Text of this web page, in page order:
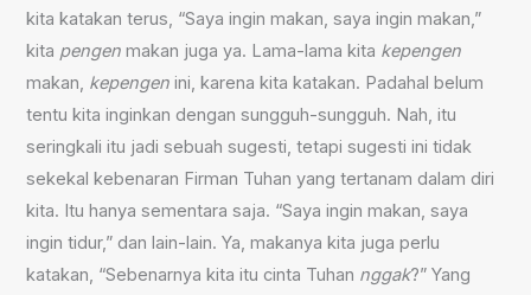
kita katakan terus, “Saya ingin makan, saya ingin makan,”
kita pengenmakan juga ya. Lama-lama kita kepengen
makan, kepengen ini, karena kita katakan. Padahal belum
tentu kita inginkan dengan sungguh-sungguh. Nah, itu
seringkali itu jadi sebuah sugesti, tetapi sugesti ini tidak
sekekal kebenaran Firman Tuhan yang tertanam dalam diri
kita. Itu hanya sementara saja. “Saya ingin makan, saya
ingin tidur,” dan lain-lain. Ya, makanya kita juga perlu
katakan, “Sebenarnya kita itu cinta Tuhan nggak?” Yang